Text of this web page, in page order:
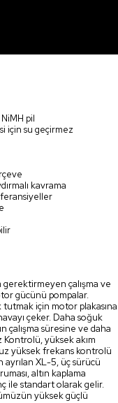
pil
için su geçirmez
kavrama
çalışma ve
gücünü pompalar.
tutmak için motor plakasına
çeker. Daha soğuk
çalışma süresine ve daha
yüksek akım
yüksek frekans kontrolü
XL-5, üç sürücü
altın kaplama
ile standart olarak gelir.
yüksek güçlü